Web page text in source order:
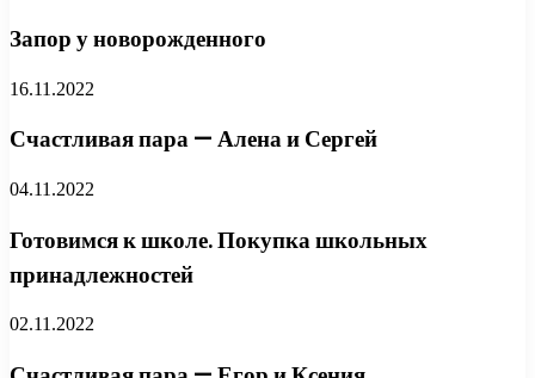
Запор у новорожденного
16.11.2022
Счастливая пара — Алена и Сергей
04.11.2022
Готовимся к школе. Покупка школьных
принадлежностей
02.11.2022